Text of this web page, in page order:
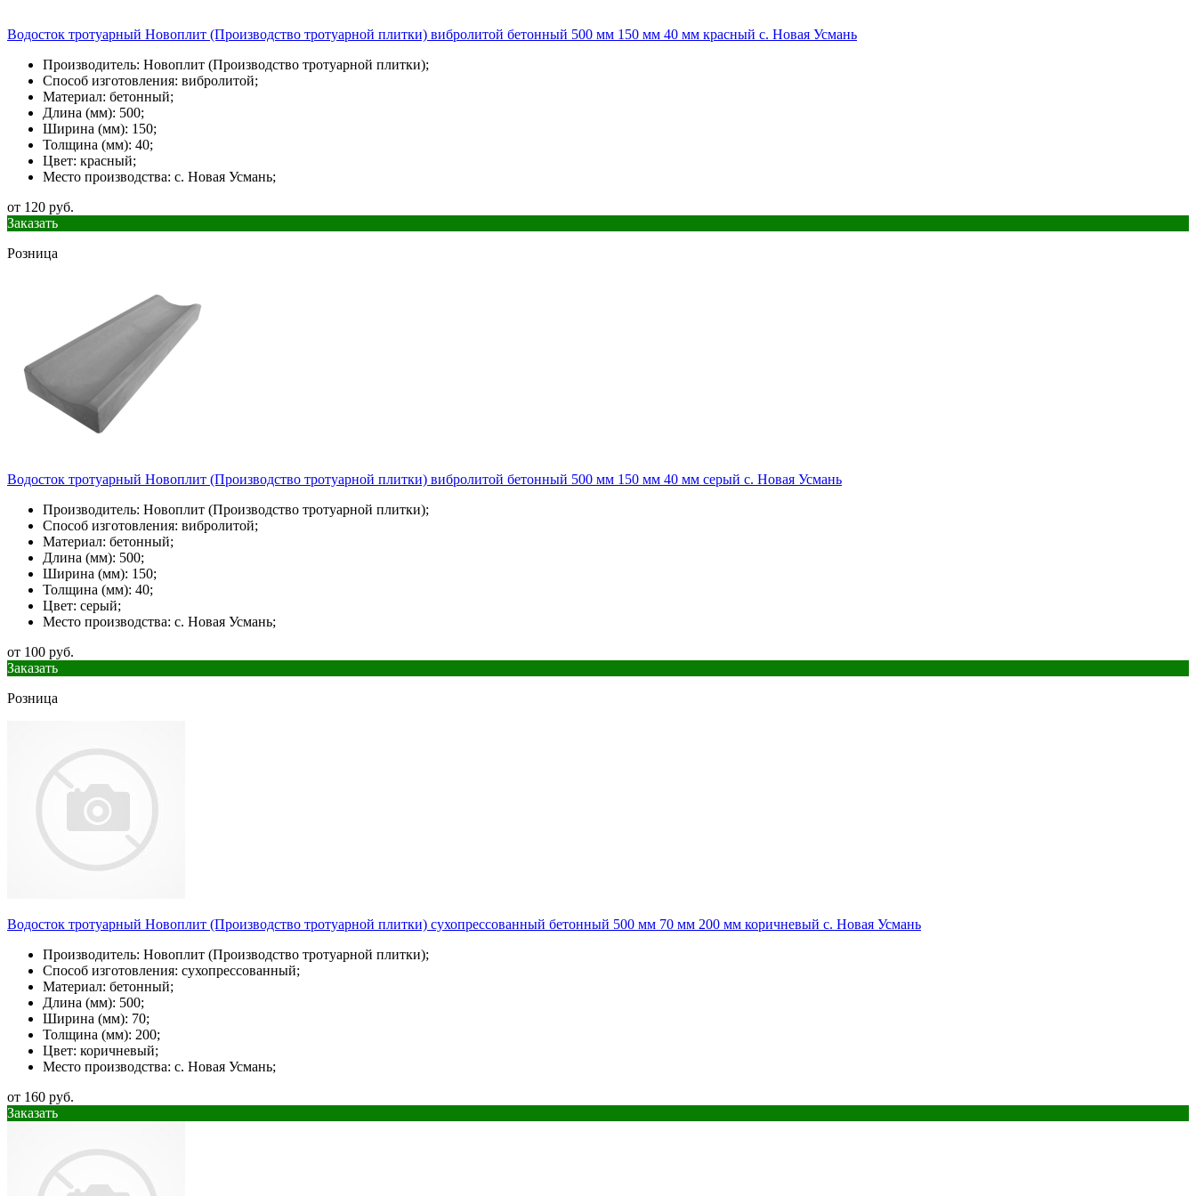
Водосток тротуарный Новоплит (Производство тротуарной плитки) вибролитой бетонный 500 мм 150 мм 40 мм красный с. Новая Усмань
Производитель: Новоплит (Производство тротуарной плитки);
Способ изготовления: вибролитой;
Материал: бетонный;
Длина (мм): 500;
Ширина (мм): 150;
Толщина (мм): 40;
Цвет: красный;
Место производства: с. Новая Усмань;
от 120 руб.
Заказать
Розница
Водосток тротуарный Новоплит (Производство тротуарной плитки) вибролитой бетонный 500 мм 150 мм 40 мм серый с. Новая Усмань
Производитель: Новоплит (Производство тротуарной плитки);
Способ изготовления: вибролитой;
Материал: бетонный;
Длина (мм): 500;
Ширина (мм): 150;
Толщина (мм): 40;
Цвет: серый;
Место производства: с. Новая Усмань;
от 100 руб.
Заказать
Розница
Водосток тротуарный Новоплит (Производство тротуарной плитки) сухопрессованный бетонный 500 мм 70 мм 200 мм коричневый с. Новая Усмань
Производитель: Новоплит (Производство тротуарной плитки);
Способ изготовления: сухопрессованный;
Материал: бетонный;
Длина (мм): 500;
Ширина (мм): 70;
Толщина (мм): 200;
Цвет: коричневый;
Место производства: с. Новая Усмань;
от 160 руб.
Заказать